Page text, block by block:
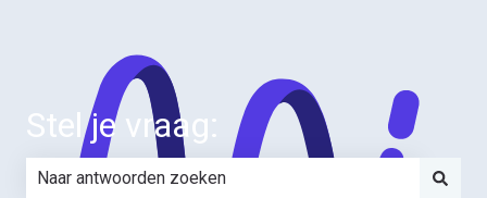
Stel je vraag: